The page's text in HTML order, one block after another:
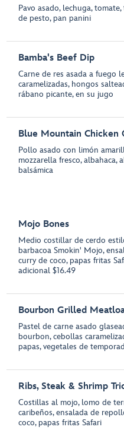
Pavo asado, lechuga,
de pesto, pan panini
Bamba's Beef Dip
Carne de res asada a fuego
caramelizadas, hongos
rábano picante, en su jugo
Blue Mountain Chicken
Pollo asado con limón
mozzarella fresco, albahaca,
balsámica
Mojo Bones
Medio costillar de cerdo
barbacoa Smokin' Mojo,
curry de coco, papas fritas
adicional $16.49
Bourbon Grilled
Pastel de carne asado
bourbon, cebollas
papas, vegetales de
Ribs, Steak & Shrimp
Costillas al mojo, lomo de
caribeños, ensalada de
coco, papas fritas Safari